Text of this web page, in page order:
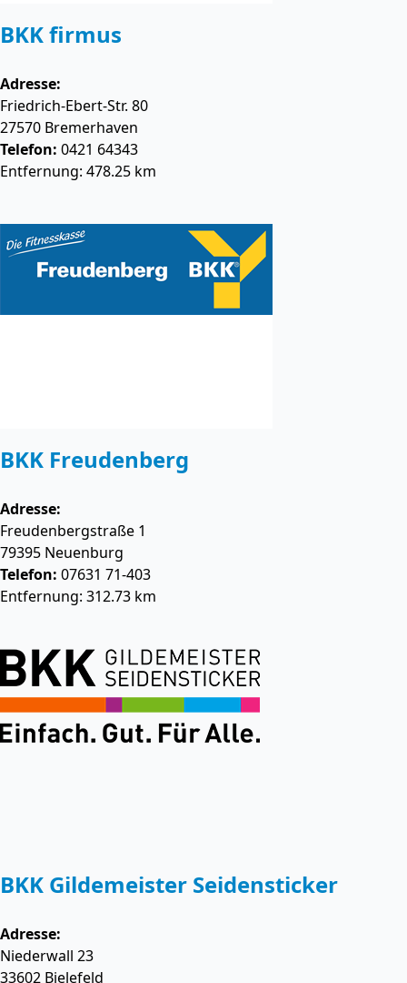
BKK firmus
Adresse:
Friedrich-Ebert-Str. 80
27570 Bremerhaven
Telefon: 0421 64343
Entfernung: 478.25 km
BKK Freudenberg
Adresse:
Freudenbergstraße 1
79395 Neuenburg
Telefon: 07631 71-403
Entfernung: 312.73 km
BKK Gildemeister Seidensticker
Adresse:
Niederwall 23
33602 Bielefeld